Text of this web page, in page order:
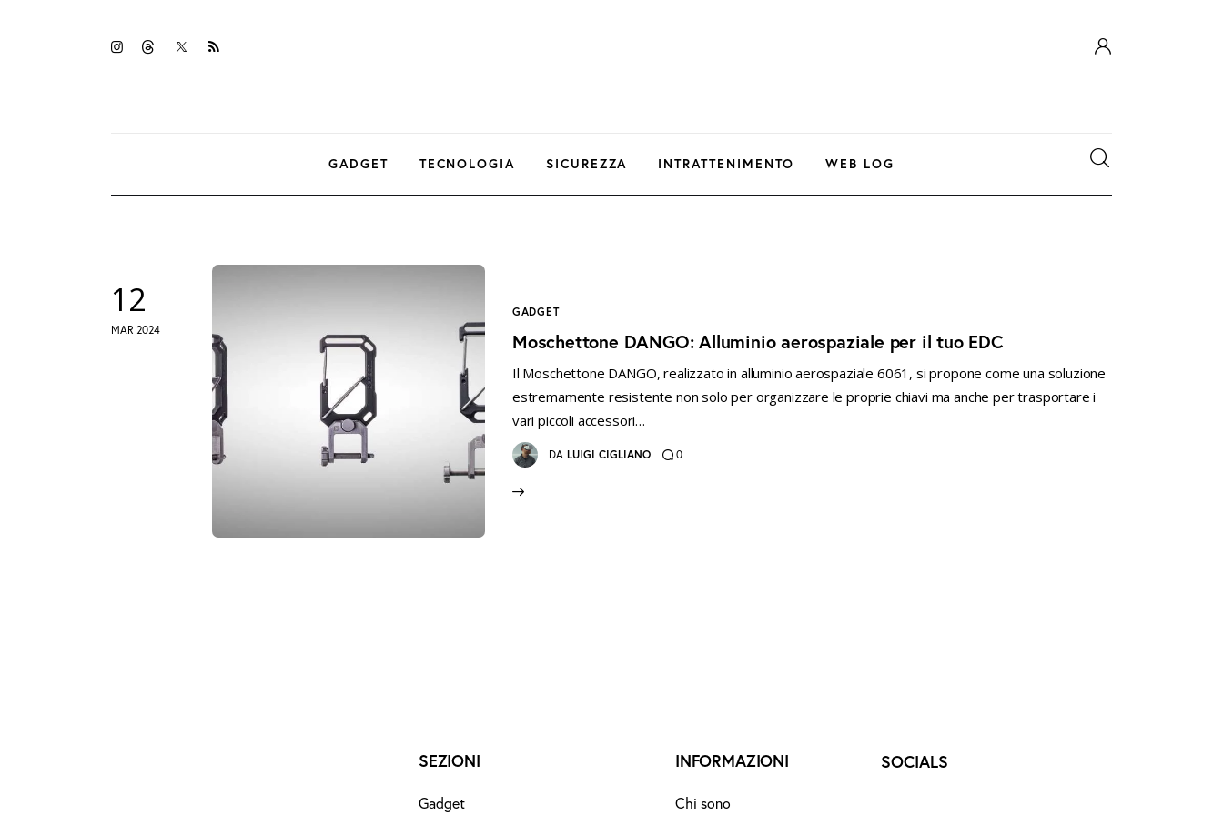
instagramm
threadstwitter-
rss
GADGET TECNOLOGIA SICUREZZA INTRATTENIMENTO WEB LOG
12
MAR 2024
GADGET
Moschettone DANGO: Alluminio aerospaziale per il tuo EDC
Il Moschettone DANGO, realizzato in alluminio aerospaziale 6061, si propone come una soluzione
estremamente resistente non solo per organizzare le proprie chiavi ma anche per trasportare i
vari piccoli accessori…
DA LUIGI CIGLIANO 0
SEZIONI
Gadget
INFORMAZIONI
Chi sono
SOCIALS